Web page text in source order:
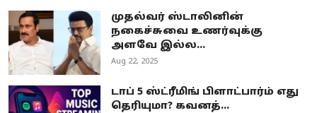
முதல்வர் ஸ்டாலினின்
நகைச்சுவை உணர்வுக்கு
அளவே இல்ல...
Aug 22, 2025
டாப் 5 ஸ்ட்ரீமிங் பிளாட்பார்ம் எது
தெரியுமா? கவனத்...